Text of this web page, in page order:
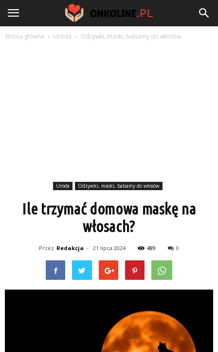
Strona główna Uroda Odżywki, maski, balsamy do włosów
Uroda Odżywki, maski, balsamy do włosów
Ile trzymać domowa maskę na
włosach?
Przez Redakcja - 21 lipca 2024 489 0